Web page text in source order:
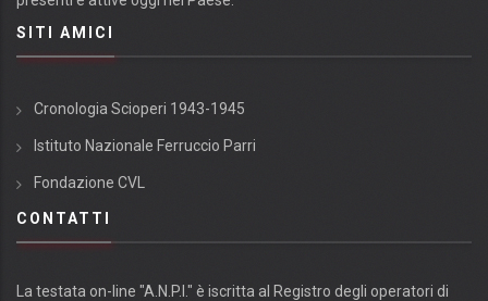
SITI AMICI
Cronologia Scioperi 1943-1945
Istituto Nazionale Ferruccio Parri
Fondazione CVL
CONTATTI
La testata on-line "A.N.P.I." è iscritta al Registro degli operatori di